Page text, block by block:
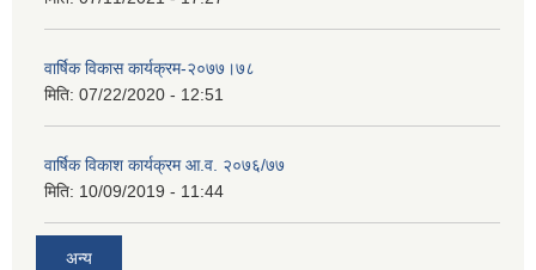
वार्षिक विकास कार्यक्रम-२०७७।७८
मिति: 07/22/2020 - 12:51
वार्षिक विकाश कार्यक्रम आ.व. २०७६/७७
मिति: 10/09/2019 - 11:44
अन्य